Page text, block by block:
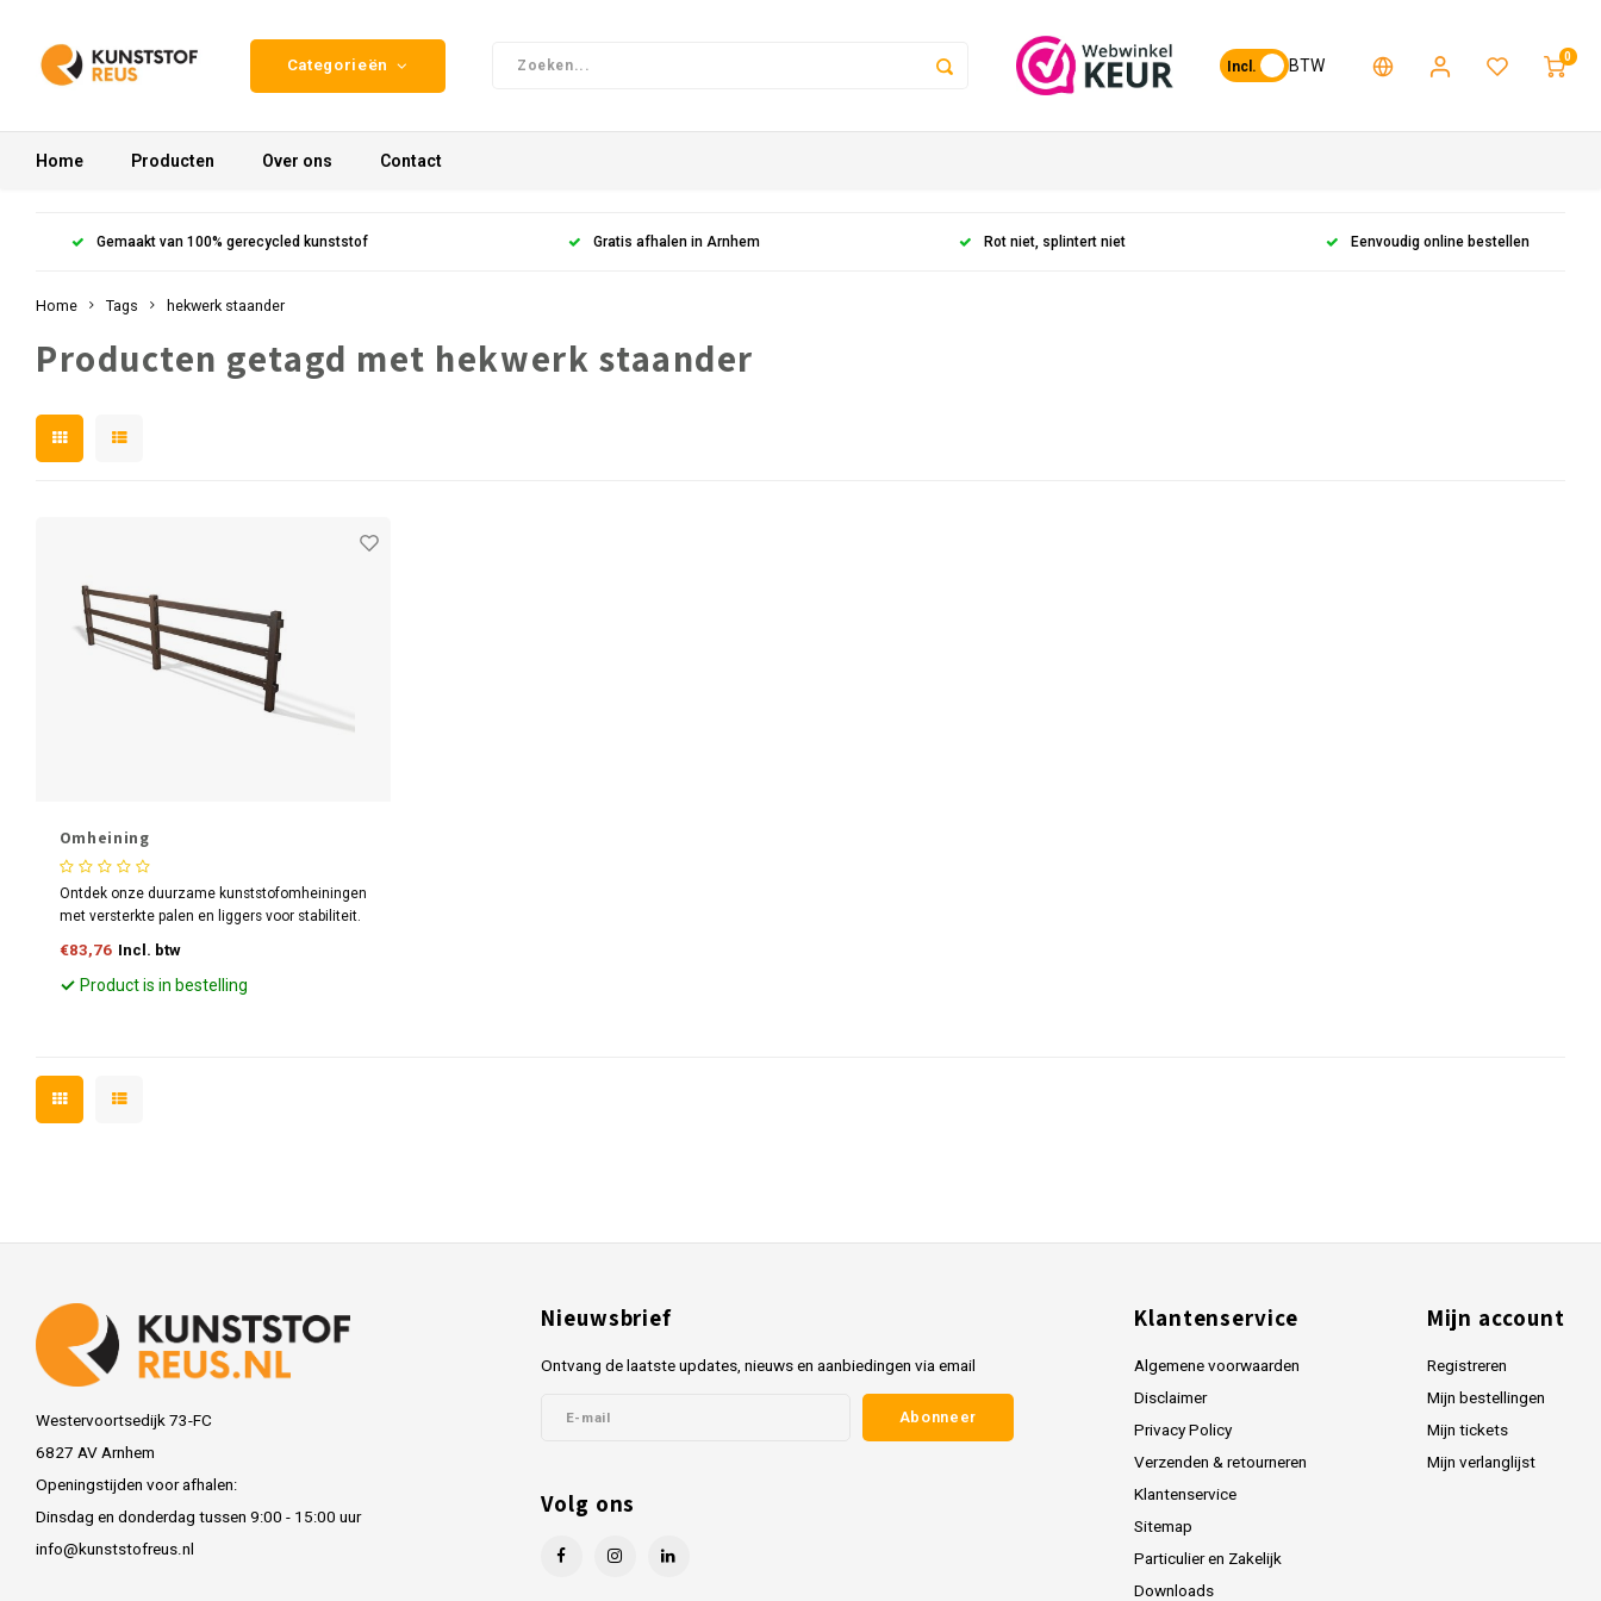
Categorieën Incl. BTW 0
Home Producten Over ons Contact
Gemaakt van 100% gerecycled kunststof Gratis afhalen in Arnhem Rot niet, splintert niet Eenvoudig online bestellen
Home Tags hekwerk staander
Producten getagd met hekwerk staander
Omheining
Ontdek onze duurzame kunststofomheiningen
met versterkte palen en liggers voor stabiliteit.
voor een milieubewuste keuze. Kies
[Bedrijfsnaam] voor een sterke, duurzame en
€83,76 Incl. btw
Product is in bestelling
Westervoortsedijk 73-FC
6827 AV Arnhem
Openingstijden voor afhalen:
Dinsdag en donderdag tussen 9:00 - 15:00 uur
info@kunststofreus.nl
Nieuwsbrief
Ontvang de laatste updates, nieuws en aanbiedingen via email
Abonneer
Volg ons
Klantenservice
Algemene voorwaarden
Disclaimer
Privacy Policy
Verzenden & retourneren
Klantenservice
Sitemap
Particulier en Zakelijk
Downloads
Mijn account
Registreren
Mijn bestellingen
Mijn tickets
Mijn verlanglijst